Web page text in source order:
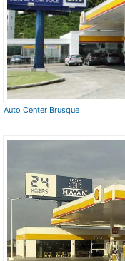
Auto Center Brusque